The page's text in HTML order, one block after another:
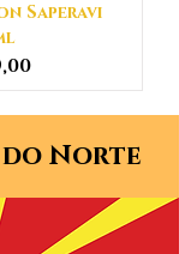
Saperavi
do Norte